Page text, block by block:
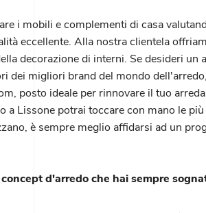
i mobili e complementi di casa
eccellente. Alla nostra clientela
decorazione di interni. Se desideri
dei migliori brand del mondo
posto ideale per rinnovare il tuo
a Lissone potrai toccare con mano le
è sempre meglio affidarsi ad un
d'arredo che hai sempre